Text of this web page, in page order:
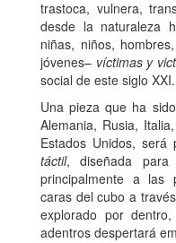
trastoca, vulnera,
desde la naturaleza
niñas, niños,
jóvenes– víctimas y
social de este siglo XXI.
Una pieza que ha
Alemania, Rusia,
Estados Unidos,
táctil, diseñada
principalmente a las
caras del cubo a
explorado por
adentros despertará